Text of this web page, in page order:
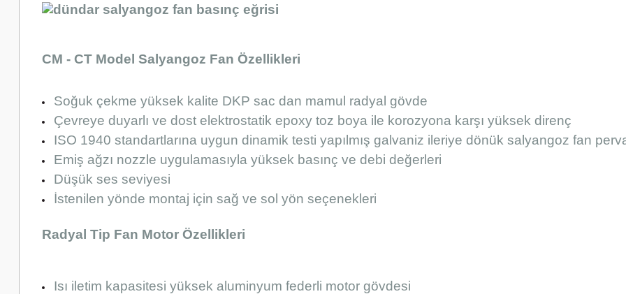
CM - CT Model Salyangoz Fan Özellikleri
Soğuk çekme yüksek kalite DKP sac dan mamul radyal gövde
Çevreye duyarlı ve dost elektrostatik epoxy toz boya ile korozyona karşı yüksek direnç
ISO 1940 standartlarına uygun dinamik testi yapılmış galvaniz ileriye dönük salyangoz fan
Emiş ağzı nozzle uygulamasıyla yüksek basınç ve debi değerleri
Düşük ses seviyesi
İstenilen yönde montaj için sağ ve sol yön seçenekleri
Radyal Tip Fan Motor Özellikleri
Isı iletim kapasitesi yüksek aluminyum federli motor gövdesi